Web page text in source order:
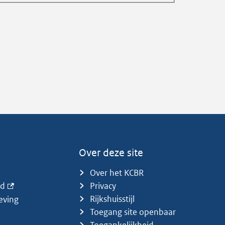
Over deze site
Over het KCBR
Privacy
Rijkshuisstijl
Toegang site openbaar